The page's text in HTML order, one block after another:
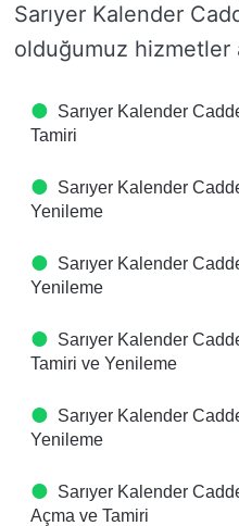
Sarıyer Kalender
olduğumuz hizmetler
Sarıyer Kalender
Tamiri
Sarıyer Kalender
Yenileme
Sarıyer Kalender
Yenileme
Sarıyer Kalender
Tamiri ve Yenileme
Sarıyer Kalender
Yenileme
Sarıyer Kalender
Açma ve Tamiri